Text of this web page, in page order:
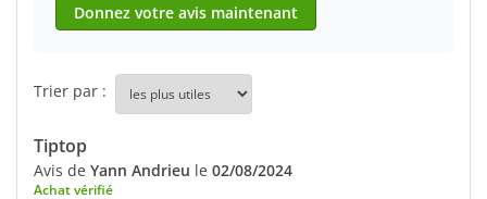
Donnez votre avis maintenant
Trier par :
Tiptop
Avis de Yann Andrieu le 02/08/2024
Achat vérifié